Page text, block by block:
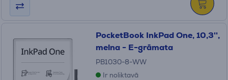
PocketBook InkPad One, 10,3'',
melna - E-grāmata
PB1030-8-WW
Ir noliktavā